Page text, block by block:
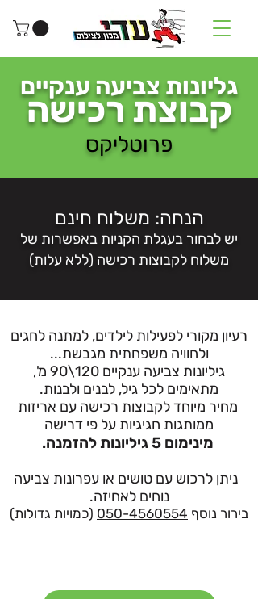
גליונות צביעה ענקיים
קבוצת רכישה
פרוטליקס
הנחה: משלוח חינם
יש לבחור בעגלת הקניות באפשרות של
משלוח לקבוצות רכישה (ללא עלות)
רעיון מקורי לפעילות לילדים, למתנה לחגים
ולחוויה משפחתית מגבשת...
גיליונות צביעה ענקיים 120\90 מ',
מתאימים לכל גיל, לבנים ולבנות.
מחיר מיוחד לקבוצות רכישה עם אריזות
ממותגות חגיגיות על פי דרישה
מינימום 5 גיליונות להזמנה.
ניתן לרכוש עם טושים או עפרונות צביעה
נוחים לאחיזה.
בירור נוסף 050-4560554 (כמויות גדולות)